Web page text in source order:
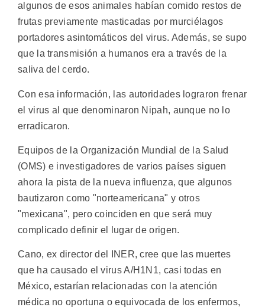
algunos de esos animales habían comido restos de
frutas previamente masticadas por murciélagos
portadores asintomáticos del virus. Además, se supo
que la transmisión a humanos era a través de la
saliva del cerdo.
Con esa información, las autoridades lograron frenar
el virus al que denominaron Nipah, aunque no lo
erradicaron.
Equipos de la Organización Mundial de la Salud
(OMS) e investigadores de varios países siguen
ahora la pista de la nueva influenza, que algunos
bautizaron como "norteamericana" y otros
"mexicana", pero coinciden en que será muy
complicado definir el lugar de origen.
Cano, ex director del INER, cree que las muertes
que ha causado el virus A/H1N1, casi todas en
México, estarían relacionadas con la atención
médica no oportuna o equivocada de los enfermos,